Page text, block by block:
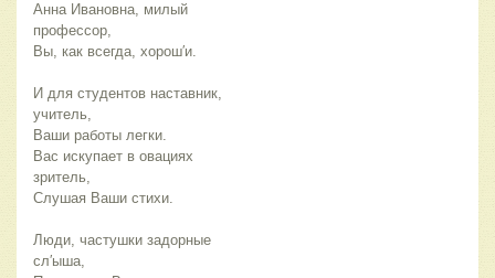
Анна Ивановна, милый
профессор,
Вы, как всегда, хорош′и.
И для студентов наставник,
учитель,
Ваши работы легки.
Вас искупает в овациях
зритель,
Слушая Ваши стихи.
Люди, частушки задорные
сл′ыша,